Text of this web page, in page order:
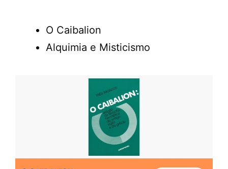
O Caibalion
Alquimia e Misticismo